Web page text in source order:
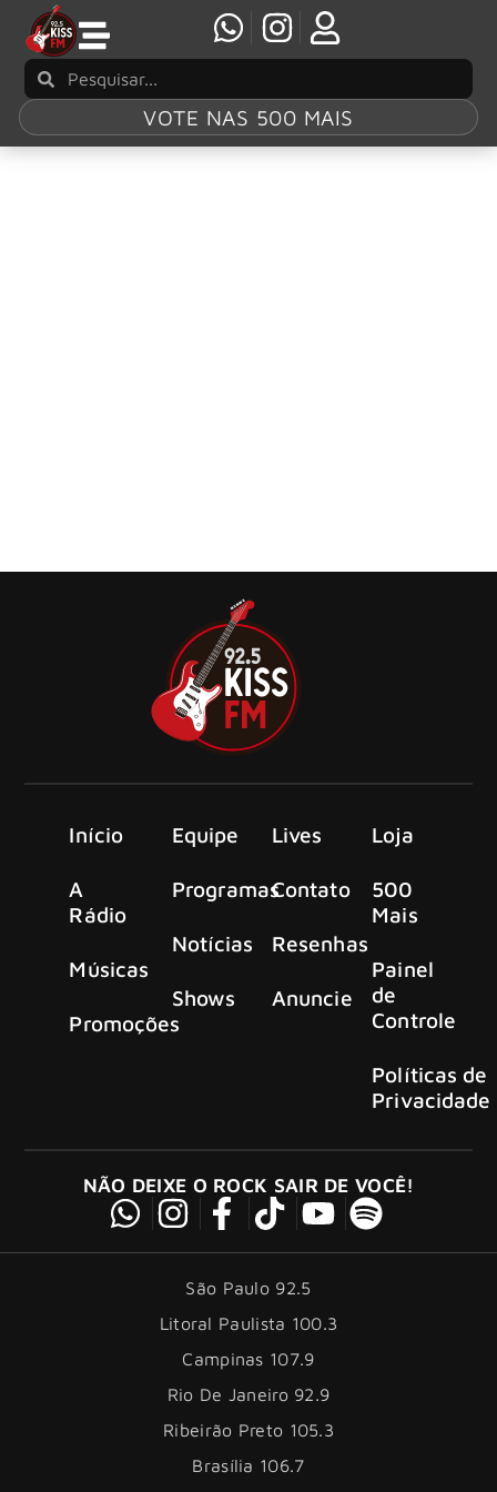
VOTE NAS 500 MAIS
Início
A
Rádio
Músicas
Promoções
Equipe
Programas
Notícias
Shows
Lives
Contato
Resenhas
Anuncie
Loja
500
Mais
Painel
de
Controle
Políticas de
Privacidade
NÃO DEIXE O ROCK SAIR DE VOCÊ!
São Paulo 92.5
Litoral Paulista 100.3
Campinas 107.9
Rio De Janeiro 92.9
Ribeirão Preto 105.3
Brasília 106.7